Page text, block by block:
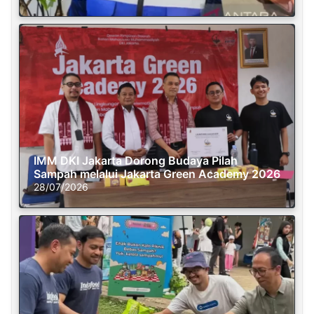
IMM DKI Jakarta Dorong Budaya Pilah
Sampah melalui Jakarta Green Academy 2026
28/07/2026